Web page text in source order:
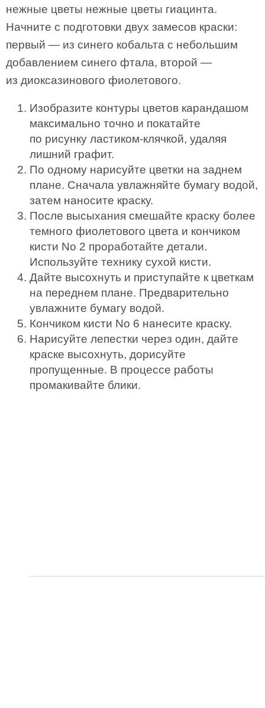
нежные цветы нежные цветы гиацинта.
Начните с подготовки двух замесов краски:
первый — из синего кобальта с небольшим
добавлением синего фтала, второй —
из диоксазинового фиолетового.
Изобразите контуры цветов карандашом
максимально точно и покатайте
по рисунку ластиком-клячкой, удаляя
лишний графит.
По одному нарисуйте цветки на заднем
плане. Сначала увлажняйте бумагу водой,
затем наносите краску.
После высыхания смешайте краску более
темного фиолетового цвета и кончиком
кисти No 2 проработайте детали.
Используйте технику сухой кисти.
Дайте высохнуть и приступайте к цветкам
на переднем плане. Предварительно
увлажните бумагу водой.
Кончиком кисти No 6 нанесите краску.
Нарисуйте лепестки через один, дайте
краске высохнуть, дорисуйте
пропущенные. В процессе работы
промакивайте блики.